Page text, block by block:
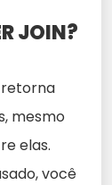
JOIN?
retorna
mesmo
elas.
você